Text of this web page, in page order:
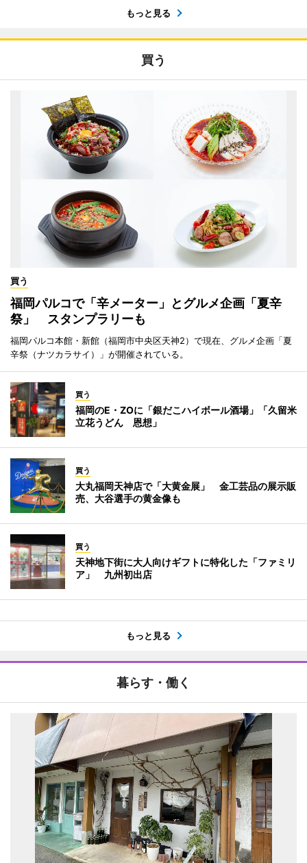
もっと見る
買う
買う
福岡パルコで「辛メーター」とグルメ企画「夏辛
祭」 スタンプラリーも
福岡パルコ本館・新館（福岡市中央区天神2）で現在、グルメ企画「夏
辛祭（ナツカラサイ）」が開催されている。
買う
福岡のE・ZOに「銀だこハイボール酒場」「久留米
立花うどん 恩想」
買う
大丸福岡天神店で「大黄金展」 金工芸品の展示販
売、大谷選手の黄金像も
買う
天神地下街に大人向けギフトに特化した「ファミリ
ア」 九州初出店
もっと見る
暮らす・働く